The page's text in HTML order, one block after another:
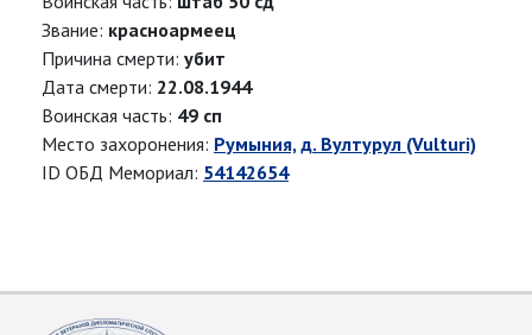
Звание: красноармеец
Причина смерти: убит
Дата смерти: 22.08.1944
Воинская часть: 49 сп
Место захоронения: Румыния, д. Вултурул (Vulturi)
ID ОБД Мемориал: 54142654